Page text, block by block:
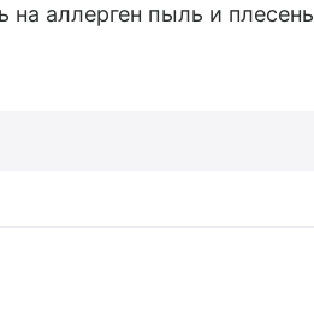
аллерген пыль и плесень